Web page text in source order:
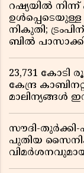
റഷ്യയിൽ
ഉൾപ്പെടെയുള്ള
നികുതി;
ബിൽ
23,731
കേന്ദ്ര
മാലിന്യങ്ങൾ
സൗദി-
പുതിയ സൈനിക